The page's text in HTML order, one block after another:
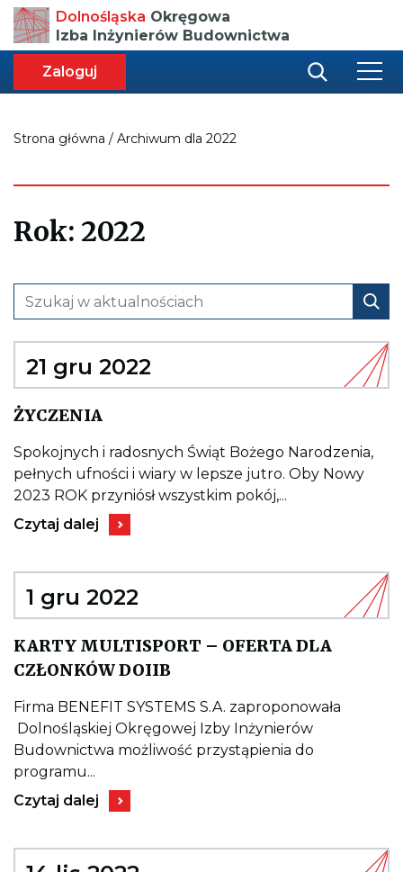
Przenosi
do
strony
głównej
Dolnośląska Okręgowa
Izba Inżynierów Budownictwa
Zaloguj
Strona główna / Archiwum dla 2022
Rok: 2022
21 gru 2022
ŻYCZENIAdo
ŻYCZENIA
Spokojnych i radosnych Świąt Bożego Narodzenia,
pełnych ufności i wiary w lepsze jutro. Oby Nowy
2023 ROK przyniósł wszystkim pokój,...
Kieruje
do
Czytaj dalej
1 gru 2022
KARTY MULTISPORT – OFERTA DLA
CZŁONKÓW DOIIBdo
KARTY
MULTISPORT
–
OFERTA
DLA
Firma BENEFIT SYSTEMS S.A. zaproponowała
Dolnośląskiej Okręgowej Izby Inżynierów
Budownictwa możliwość przystąpienia do
programu...
Kieruje
do
MULTISPORT
Czytaj dalej